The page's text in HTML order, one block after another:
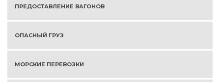
ПРЕДОСТАВЛЕНИЕ ВАГОНОВ
ОПАСНЫЙ ГРУЗ
МОРСКИЕ ПЕРЕВОЗКИ